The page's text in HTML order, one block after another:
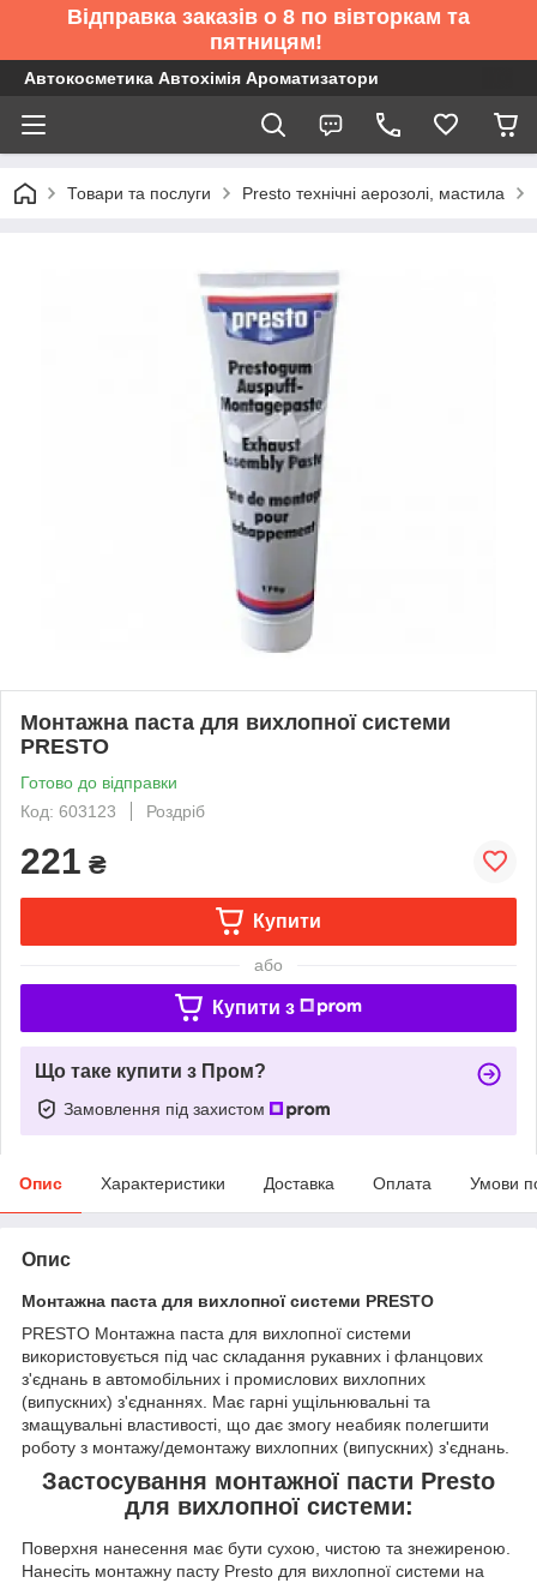
Відправка заказів о 8 по вівторкам та
пятницям!
Автокосметика Автохімія Ароматизатори
Товари та послуги Presto технічні аерозолі, мастила
Монтажна паста для вихлопної системи
PRESTO
Готово до відправки
Код: 603123
Роздріб
221 ₴
Купити
або
Купити з
Що таке купити з Пром?
Замовлення під захистом
Опис Характеристики Доставка Оплата Умови
Опис
Монтажна паста для вихлопної системи PRESTO
PRESTO Монтажна паста для вихлопної системи
використовується під час складання рукавних і фланцових
з'єднань в автомобільних і промислових вихлопних
(випускних) з'єднаннях. Має гарні ущільнювальні та
змащувальні властивості, що дає змогу неабияк полегшити
роботу з монтажу/демонтажу вихлопних (випускних) з'єднань.
Застосування монтажної пасти Presto
для вихлопної системи:
Поверхня нанесення має бути сухою, чистою та знежиреною.
Нанесіть монтажну пасту Presto для вихлопної системи на